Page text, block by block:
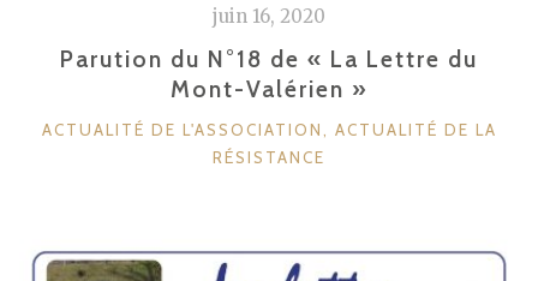
juin 16, 2020
Parution du N°18 de « La Lettre du
Mont-Valérien »
CATÉGORIES
ACTUALITÉ DE L'ASSOCIATION
ACTUALITÉ DE LA
RÉSISTANCE